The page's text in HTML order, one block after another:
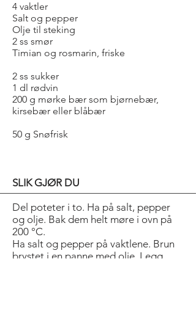
4 vaktler
Salt og pepper
Olje til steking
2 ss smør
Timian og rosmarin, friske
2 ss sukker
1 dl rødvin
200 g mørke bær som bjørnebær,
kirsebær eller blåbær
50 g Snøfrisk
SLIK GJØR DU
Del poteter i to. Ha på salt, pepper
og olje. Bak dem helt møre i ovn på
200 °C.
Ha salt og pepper på vaktlene. Brun
brystet i en panne med olje. Legg